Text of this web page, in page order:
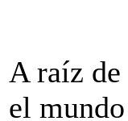
A raíz de
el